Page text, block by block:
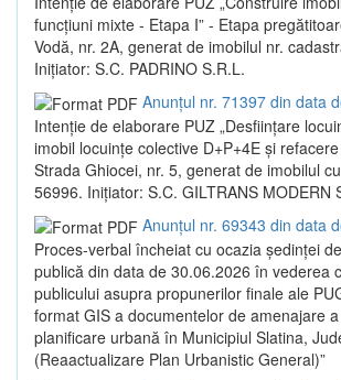
funcțiuni mixte - Etapa I” - Etapa
Vodă, nr. 2A, generat de imobilul nr.
Inițiator: S.C. PADRINO S.R.L.
Anunțul nr. 71397 din data
Intenție de elaborare PUZ „Desființare
imobil locuințe colective D+P+4E și
Strada Ghiocei, nr. 5, generat de imobilul
56996. Inițiator: S.C. GILTRANS MODERN
Anunțul nr. 69343 din data
Proces-verbal încheiat cu ocazia ședinței
publică din data de 30.06.2026 în vederea
publicului asupra propunerilor finale ale
format GIS a documentelor de amenajare
planificare urbană în Municipiul Slatina,
(Reaactualizare Plan Urbanistic General)”